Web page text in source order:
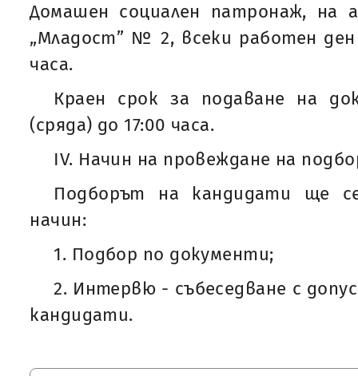
Домашен социален патронаж, на
„Младост” № 2, всеки работен
часа.
Краен срок за подаване на
(сряда) до 17:00 часа.
IV. Начин на провеждане на
Подборът на кандидати ще
начин:
1. Подбор по документи;
2. Интервю - събеседване с
кандидати.